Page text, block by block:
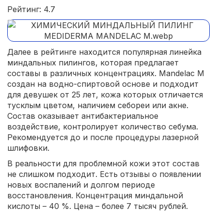
Рейтинг: 4.7
Далее в рейтинге находится популярная линейка
миндальных пилингов, которая предлагает
составы в различных концентрациях. Mandelac M
создан на водно-спиртовой основе и подходит
для девушек от 25 лет, кожа которых отличается
тусклым цветом, наличием себореи или акне.
Состав оказывает антибактериальное
воздействие, контролирует количество себума.
Рекомендуется до и после процедуры лазерной
шлифовки.
В реальности для проблемной кожи этот состав
не слишком подходит. Есть отзывы о появлении
новых воспалений и долгом периоде
восстановления. Концентрация миндальной
кислоты – 40 %. Цена – более 7 тысяч рублей.